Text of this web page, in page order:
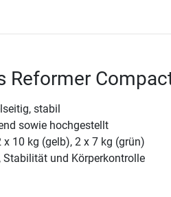
Reformer
stabil
sowie hochgestellt
10 kg (gelb), 2 x 7 kg (grün)
Stabilität und Körperkontrolle